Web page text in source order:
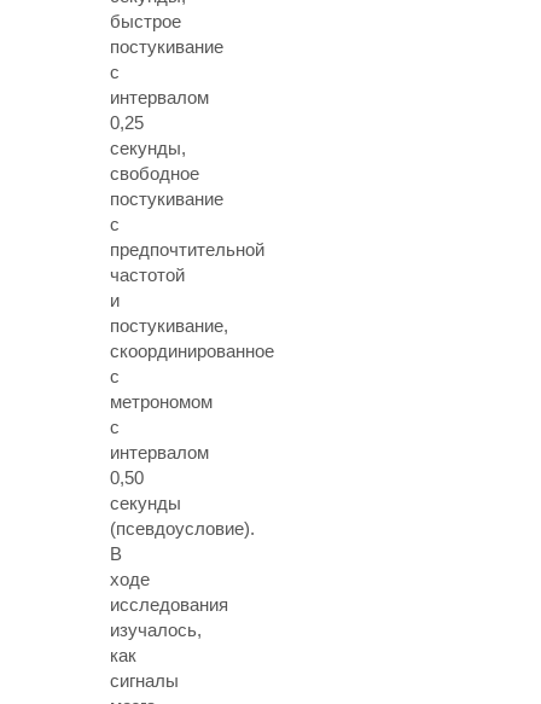
быстрое
постукивание
с
интервалом
0,25
секунды,
свободное
постукивание
с
предпочтительной
частотой
и
постукивание,
скоординированное
с
метрономом
с
интервалом
0,50
секунды
(псевдоусловие).
В
ходе
исследования
изучалось,
как
сигналы